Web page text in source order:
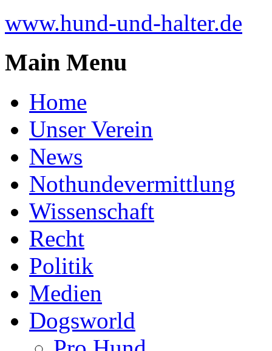
www.hund-und-halter.de
Main Menu
Home
Unser Verein
News
Nothundevermittlung
Wissenschaft
Recht
Politik
Medien
Dogsworld